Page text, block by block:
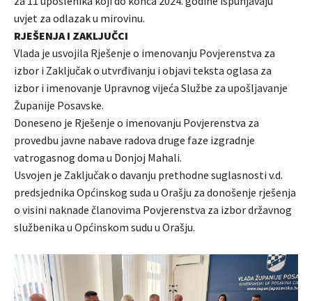
uvjet za odlazak u mirovinu.
RJEŠENJA I ZAKLJUČCI
Vlada je usvojila Rješenje o imenovanju Povjerenstva za
izbor i Zaključak o utvrđivanju i objavi teksta oglasa za
izbor i imenovanje Upravnog vijeća Službe za upošljavanje
Županije Posavske.
Doneseno je Rješenje o imenovanju Povjerenstva za
provedbu javne nabave radova druge faze izgradnje
vatrogasnog doma u Donjoj Mahali.
Usvojen je Zaključak o davanju prethodne suglasnosti v.d.
predsjednika Općinskog suda u Orašju za donošenje rješenja
o visini naknade članovima Povjerenstva za izbor državnog
službenika u Općinskom sudu u Orašju.